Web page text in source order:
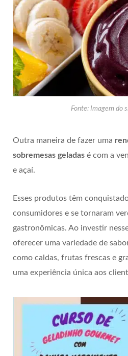
Fonte: Imagem do
Outra maneira de fazer uma
sobremesas geladas é com a
e açaí.
Esses produtos têm
consumidores e se tornaram
gastronômicas. Ao investir
oferecer uma variedade de
como caldas, frutas frescas e
uma experiência única aos